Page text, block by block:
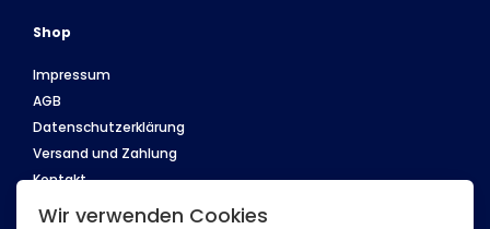
Wir verwenden Cookies
Shop
Impressum
AGB
Datenschutzerklärung
Versand und Zahlung
Kontakt